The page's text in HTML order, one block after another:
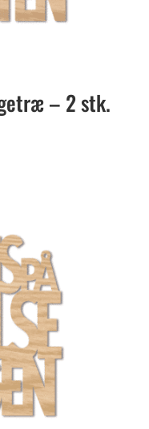
– 2 stk.